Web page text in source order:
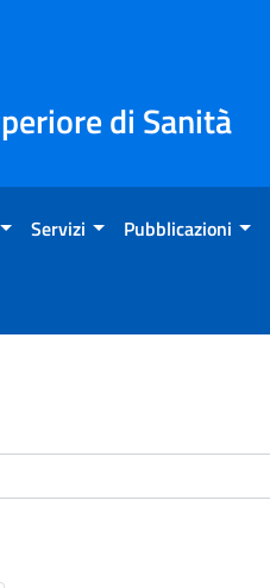
di Sanità
Servizi Pubblicazioni
- Eventi